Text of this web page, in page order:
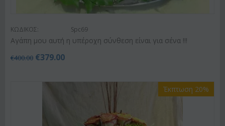
ΚΩΔΙΚΟΣ: Spc69
Αγάπη μου αυτή η υπέροχη σύνθεση είναι για σένα !!!
€400.00 €379.00
Έκπτωση 20%